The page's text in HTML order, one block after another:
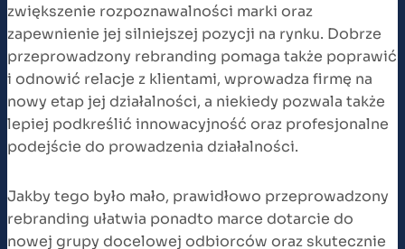
zwiększenie rozpoznawalności marki oraz
zapewnienie jej silniejszej pozycji na rynku. Dobrze
przeprowadzony rebranding pomaga także poprawić
i odnowić relacje z klientami, wprowadza firmę na
nowy etap jej działalności, a niekiedy pozwala także
lepiej podkreślić innowacyjność oraz profesjonalne
podejście do prowadzenia działalności.
Jakby tego było mało, prawidłowo przeprowadzony
rebranding ułatwia ponadto marce dotarcie do
nowej grupy docelowej odbiorców oraz skutecznie